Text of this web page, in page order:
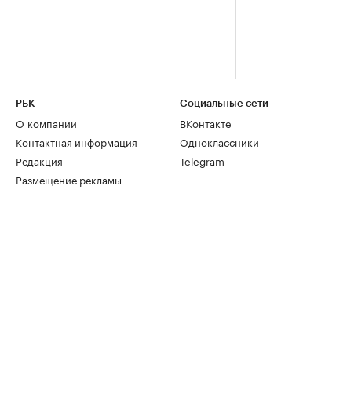
РБК
О компании
Контактная информация
Редакция
Размещение рекламы
Социальные сети
ВКонтакте
Одноклассники
Telegram